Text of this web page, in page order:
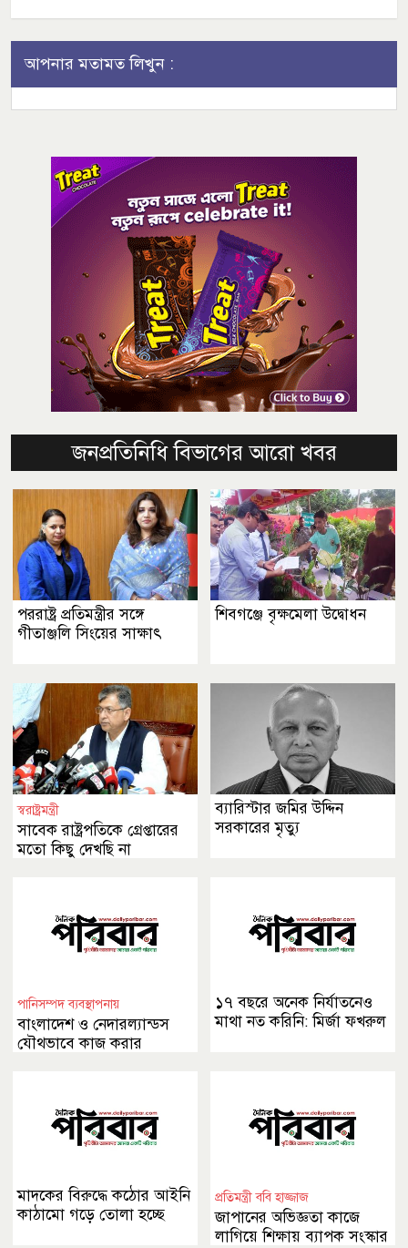
আপনার মতামত লিখুন :
জনপ্রতিনিধি বিভাগের আরো খবর
পররাষ্ট্র প্রতিমন্ত্রীর সঙ্গে
গীতাঞ্জলি সিংয়ের সাক্ষাৎ
শিবগঞ্জে বৃক্ষমেলা উদ্বোধন
স্বরাষ্ট্রমন্ত্রী
সাবেক রাষ্ট্রপতিকে গ্রেপ্তারের
মতো কিছু দেখছি না
ব্যারিস্টার জমির উদ্দিন
সরকারের মৃত্যু
পানিসম্পদ ব্যবস্থাপনায়
বাংলাদেশ ও নেদারল্যান্ডস
যৌথভাবে কাজ করার
১৭ বছরে অনেক নির্যাতনেও
মাথা নত করিনি: মির্জা ফখরুল
মাদকের বিরুদ্ধে কঠোর আইনি
কাঠামো গড়ে তোলা হচ্ছে
প্রতিমন্ত্রী ববি হাজ্জাজ
জাপানের অভিজ্ঞতা কাজে
লাগিয়ে শিক্ষায় ব্যাপক সংস্কার